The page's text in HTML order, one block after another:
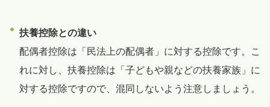
扶養控除との違い
配偶者控除は「民法上の配偶者」に対する控除です。こ
れに対し、扶養控除は「子どもや親などの扶養家族」に
対する控除ですので、混同しないよう注意しましょう。